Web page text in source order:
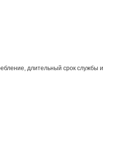
длительный срок службы и